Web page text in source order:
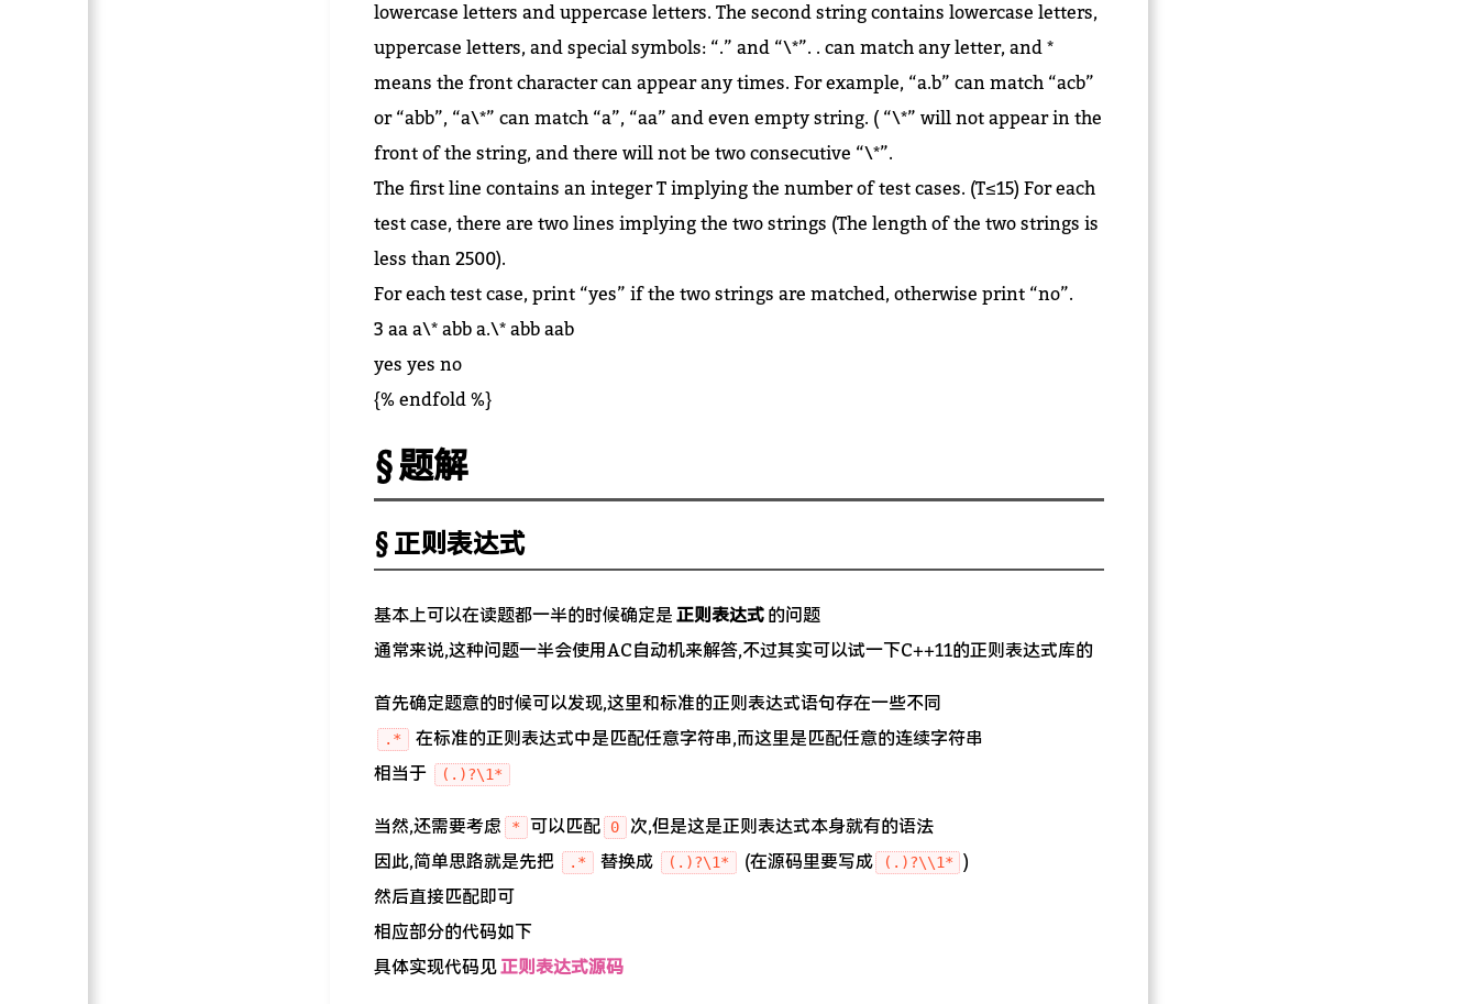
lowercase letters and uppercase letters. The second string contains lowercase letters,
uppercase letters, and special symbols: “.” and “\*”. . can match any letter, and *
means the front character can appear any times. For example, “a.b” can match “acb”
or “abb”, “a\*” can match “a”, “aa” and even empty string. ( “\*” will not appear in the
front of the string, and there will not be two consecutive “\*”.
The first line contains an integer T implying the number of test cases. (T≤15) For each
test case, there are two lines implying the two strings (The length of the two strings is
less than 2500).
For each test case, print “yes” if the two strings are matched, otherwise print “no”.
3 aa a\* abb a.\* abb aab
yes yes no
{% endfold %}
题解
正则表达式
基本上可以在读题都一半的时候确定是 正则表达式 的问题
通常来说,这种问题一半会使用AC自动机来解答,不过其实可以试一下C++11的正则表达式库的
首先确定题意的时候可以发现,这里和标准的正则表达式语句存在一些不同
.*
在标准的正则表达式中是匹配任意字符串,而这里是匹配任意的连续字符串
相当于
(.)?\1*
当然,还需要考虑 * 可以匹配 0
次,但是这是正则表达式本身就有的语法
因此,简单思路就是先把
.* 替换成 (.)?\1* (在源码里要写成 (.)?\\1*
)
然后直接匹配即可
相应部分的代码如下
具体实现代码见正则表达式源码